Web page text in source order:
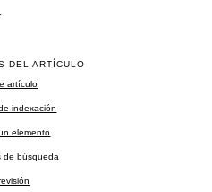
DEL ARTÍCULO
artículo
indexación
elemento
de búsqueda